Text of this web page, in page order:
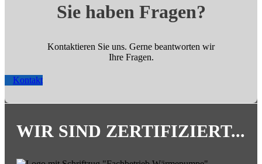
Sie haben Fragen?
Kontaktieren Sie uns. Gerne beantworten wir
Ihre Fragen.
Kontakt
WIR SIND ZERTIFIZIERT...